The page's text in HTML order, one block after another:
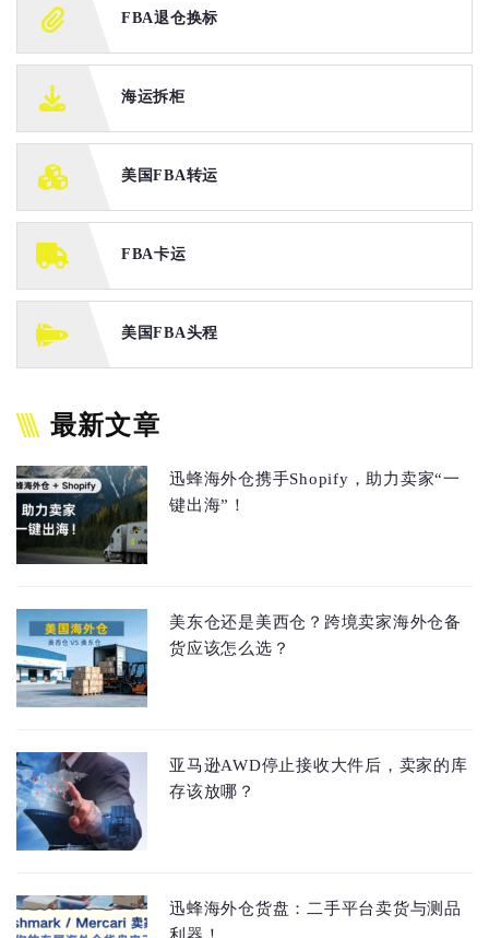
FBA退仓换标
海运拆柜
美国FBA转运
FBA卡运
美国FBA头程
最新文章
迅蜂海外仓携手Shopify，助力卖家“一
键出海”！
美东仓还是美西仓？跨境卖家海外仓备
货应该怎么选？
亚马逊AWD停止接收大件后，卖家的库
存该放哪？
迅蜂海外仓货盘：二手平台卖货与测品